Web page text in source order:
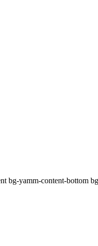
bg-yamm-content-